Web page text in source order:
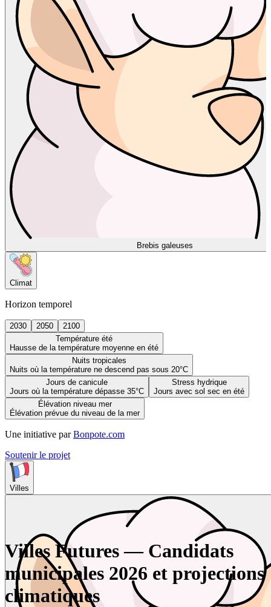
Brebis galeuses
Climat
Horizon temporel
2030 2050
2100
Température été
Hausse de la température moyenne en été
Nuits tropicales
Nuits où la température ne descend pas sous 20°C
Jours de canicule
Jours où la température dépasse 35°C
Stress hydrique
Jours avec sol sec en été
Élévation niveau mer
Élévation prévue du niveau de la mer
Une initiative par Bonpote.com
Soutenir le projet
Villes
Villes Futures — Candidats
municipales 2026 et projections
climatiques